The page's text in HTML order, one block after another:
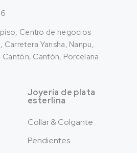
Centro de negocios
Carretera Yansha, Nanpu,
Cantón, Porcelana
Joyería de plata
esterlina
Collar & Colgante
Pendientes